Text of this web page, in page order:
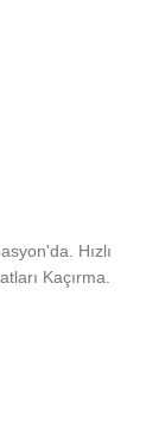
Hızlı
Kaçırma.